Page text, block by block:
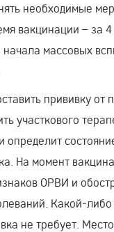
необходимые
вакцинации – за 4
начала массовых
прививку от
участкового
определит
На момент
ОРВИ и
Какой-
не требует.